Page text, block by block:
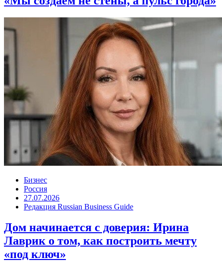
Бизнес
Россия
27.07.2026
Редакция Russian Business Guide
Дом начинается с доверия: Ирина
Лаврик о том, как построить мечту
«под ключ»